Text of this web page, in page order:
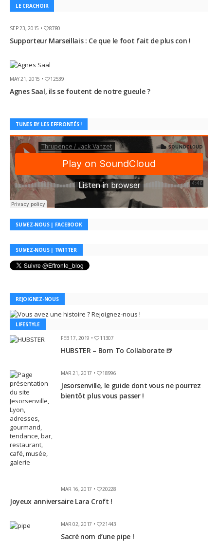
LE CRACHOIR
SEP 23, 2015 • 8780
Supporteur Marseillais : Ce que le foot fait de plus con !
MAY 21, 2015 • 12539
Agnes Saal, ils se foutent de notre gueule ?
TUNES BY LES EFFRONTÉS !
SUIVEZ-NOUS | FACEBOOK
SUIVEZ-NOUS | TWITTER
REJOIGNEZ-NOUS
LIFESTYLE
FEB 17, 2019 •
11307
HUBSTER – Born To Collaborate 🍺
MAR 21, 2017 • 18996
Jesorsenville, le guide dont vous ne pourrez
bientôt plus vous passer !
MAR 16, 2017 • 20228
Joyeux anniversaire Lara Croft !
MAR 02, 2017 • 21443
Sacré nom d’une pipe !